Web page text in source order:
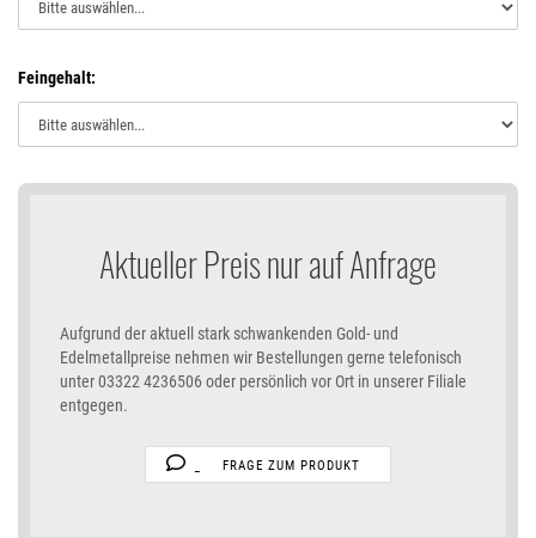
Feingehalt:
Aktueller Preis nur auf Anfrage
Aufgrund der aktuell stark schwankenden Gold- und
Edelmetallpreise nehmen wir Bestellungen gerne telefonisch
unter 03322 4236506 oder persönlich vor Ort in unserer Filiale
entgegen.
FRAGE ZUM PRODUKT